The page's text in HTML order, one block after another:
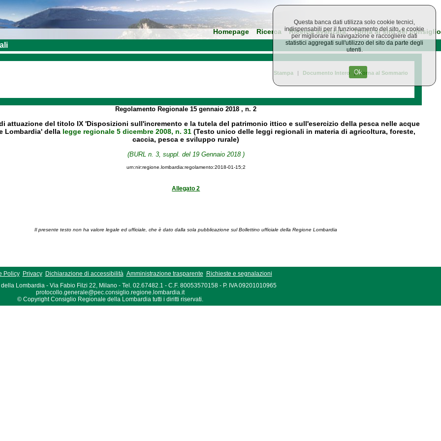
Homepage Ricerca Ricerca avanzata Torna al sito del consiglio
Stampa | Documento Intero | Torna al Sommario
Regolamento Regionale15 gennaio 2018, n. 2
attuazione del titolo IX 'Disposizioni sull'incremento e la tutela del patrimonio ittico e sull'esercizio della pesca nelle acque
Lombardia' della legge regionale 5 dicembre 2008, n. 31(Testo unico delle leggi regionali in materia di agricoltura, foreste,
caccia, pesca e sviluppo rurale)
(BURL n. 3, suppl. del 19 Gennaio 2018 )
urn:nir:regione.lombardia:regolamento:2018-01-15;2
Allegato 2
Il presente testo non ha valore legale ed ufficiale, che è dato dalla sola pubblicazione sul Bollettino ufficiale della Regione Lombardia
Policy Privacy Dichiarazione di accessibilità Amministrazione trasparente
Richieste e segnalazioni
Lombardia - Via Fabio Filzi 22, Milano - Tel. 02.67482.1 - C.F. 80053570158 - P. IVA 09201010965
protocollo.generale@pec.consiglio.regione.lombardia.it
© Copyright Consiglio Regionale della Lombardia tutti i diritti riservati.
Questa banca dati utilizza solo cookie tecnici,
indispensabili per il funzionamento del sito, e cookie
per migliorare la navigazione e raccogliere dati
statistici aggregati sull'utilizzo del sito da parte degli
utenti.
Ok